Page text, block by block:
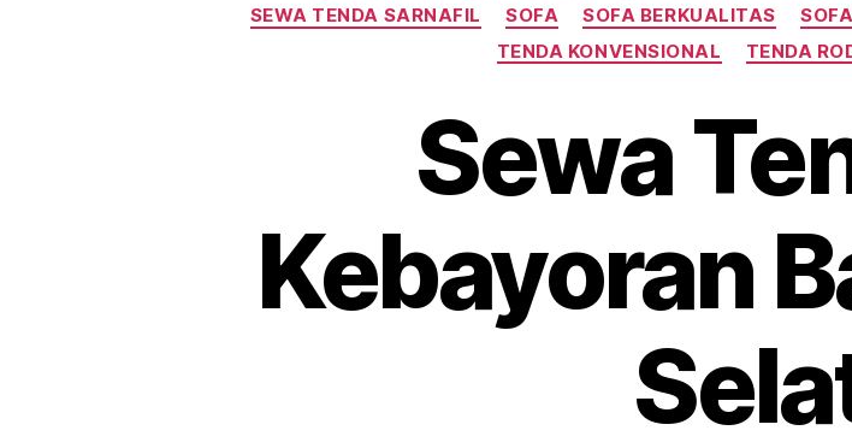
SEWA TENDA SARNAFIL
SOFA SOFA BERKUALITAS
TENDA KONVENSIONAL
TENDA
Sewa
Kebayoran